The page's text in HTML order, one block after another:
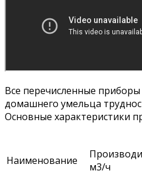
Все перечисленные
домашнего умельца
Основные характеристики
Наименование
м3/ч